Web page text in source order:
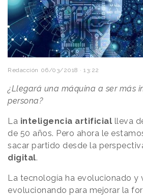
Redacción 06/03/2018 · 13:22
¿Llegará una máquina a ser más
persona?
La inteligencia artificial lleva
de 50 años. Pero ahora le
sacar partido desde la
digital.
La tecnología ha evolucionado y
evolucionando para mejorar la